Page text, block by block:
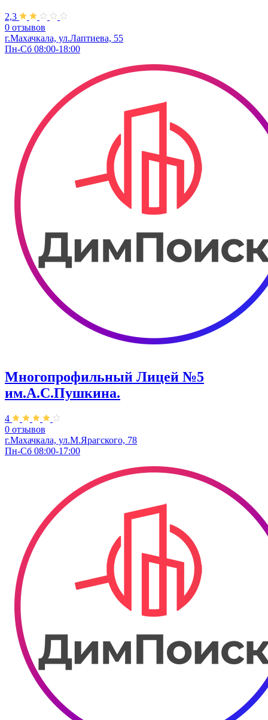
2,3
0 отзывов
г.Махачкала, ул.Лаптиева, 55
Пн-Сб 08:00-18:00
Многопрофильный Лицей №5
им.А.С.Пушкина.
4
0 отзывов
г.Махачкала, ул.М.Ярагского, 78
Пн-Сб 08:00-17:00